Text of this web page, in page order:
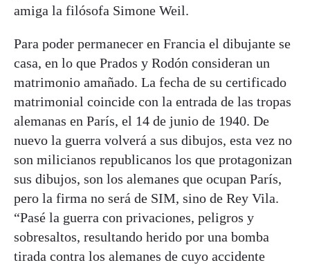
amiga la filósofa Simone Weil.
Para poder permanecer en Francia el dibujante se
casa, en lo que Prados y Rodón consideran un
matrimonio amañado. La fecha de su certificado
matrimonial coincide con la entrada de las tropas
alemanas en París, el 14 de junio de 1940. De
nuevo la guerra volverá a sus dibujos, esta vez no
son milicianos republicanos los que protagonizan
sus dibujos, son los alemanes que ocupan París,
pero la firma no será de SIM, sino de Rey Vila.
“Pasé la guerra con privaciones, peligros y
sobresaltos, resultando herido por una bomba
tirada contra los alemanes de cuyo accidente